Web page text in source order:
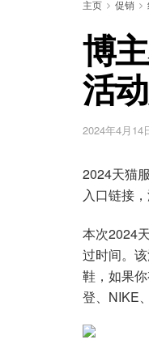
主页 促销
博
活
2024年4月14
2024天猫
入口链接
本次2024
过时间。
鞋，如果
登、NIKE